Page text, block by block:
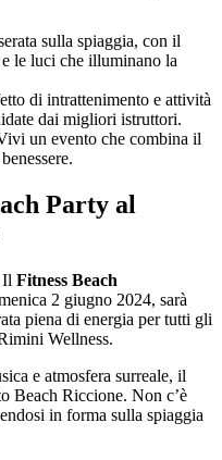
sulla spiaggia, con il
le luci che illuminano la
di intrattenimento e attività
dai migliori istruttori.
un evento che combina il
Party al
Il Fitness Beach
2 giugno 2024, sarà
piena di energia per tutti gli
Wellness.
e atmosfera surreale, il
Beach Riccione. Non c’è
in forma sulla spiaggia